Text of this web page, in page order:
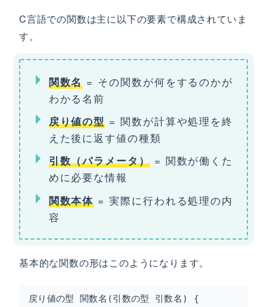
C言語での関数は主に以下の要素で構成されていま
す。
関数名 = その関数が何をするのかが
わかる名前
戻り値の型 = 関数が計算や処理を終
えた後に返す値の種類
引数（パラメータ）= 関数が働くた
めに必要な情報
関数本体 = 実際に行われる処理の内
容
基本的な関数の形はこのようになります。
戻り値の型 関数名(引数の型 引数名) {